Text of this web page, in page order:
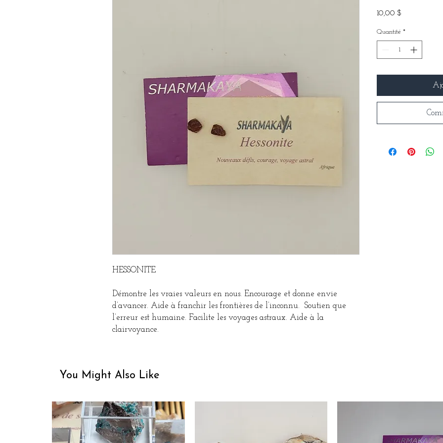
HESSONITE
Démontre les vraies valeurs en nous. Encourage et donne envie
d’avancer. Aide à franchir les frontières de l’inconnu. Soutien que
l’erreur est humaine. Facilite les voyages astraux. Aide à la
clairvoyance.
10,00 $
Quantité *
You Might Also Like